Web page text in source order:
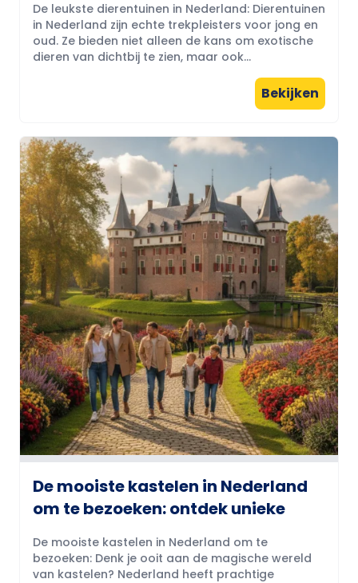
De leukste dierentuinen in Nederland: Dierentuinen
in Nederland zijn echte trekpleisters voor jong en
oud. Ze bieden niet alleen de kans om exotische
dieren van dichtbij te zien, maar ook...
Bekijken
De mooiste kastelen in Nederland
om te bezoeken: ontdek unieke
De mooiste kastelen in Nederland om te
bezoeken: Denk je ooit aan de magische wereld
van kastelen? Nederland heeft prachtige